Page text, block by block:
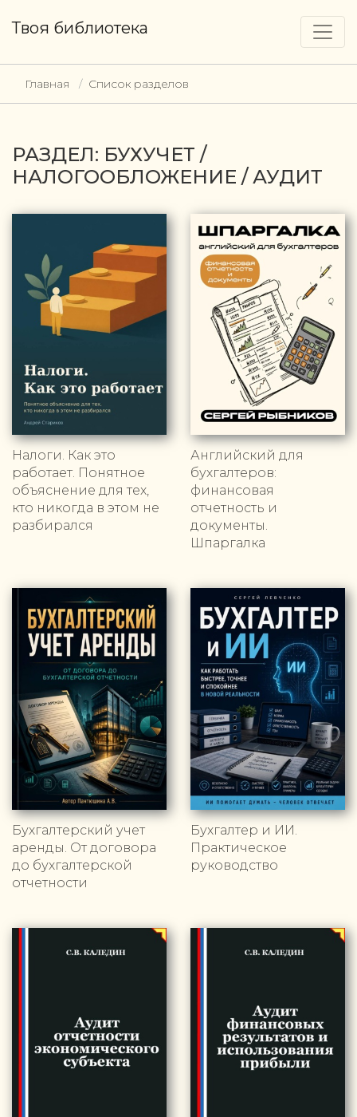
Твоя библиотека
Главная Список разделов
РАЗДЕЛ: БУХУЧЕТ /
НАЛОГООБЛОЖЕНИЕ / АУДИТ
Налоги. Как это
работает. Понятное
объяснение для тех,
кто никогда в этом не
разбирался
Английский для
бухгалтеров:
финансовая
отчетность и
документы.
Шпаргалка
Бухгалтерский учет
аренды. От договора
до бухгалтерской
отчетности
Бухгалтер и ИИ.
Практическое
руководство